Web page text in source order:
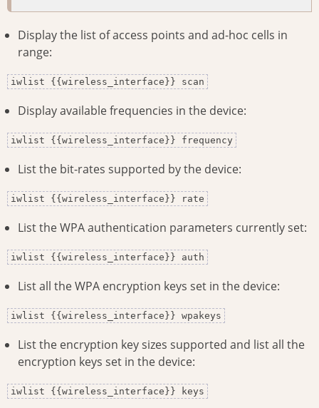
Display the list of access points and ad-hoc cells in
range:
iwlist {{wireless_interface}} scan
Display available frequencies in the device:
iwlist {{wireless_interface}} frequency
List the bit-rates supported by the device:
iwlist {{wireless_interface}} rate
List the WPA authentication parameters currently set:
iwlist {{wireless_interface}} auth
List all the WPA encryption keys set in the device:
iwlist {{wireless_interface}} wpakeys
List the encryption key sizes supported and list all the
encryption keys set in the device:
iwlist {{wireless_interface}} keys